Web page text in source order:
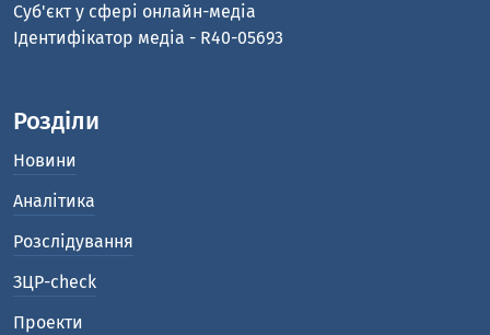
Cуб'єкт у сфері онлайн-медіа
Ідентифікатор медіа - R40-05693
Розділи
Новини
Аналітика
Розслідування
ЗЦР-check
Проекти